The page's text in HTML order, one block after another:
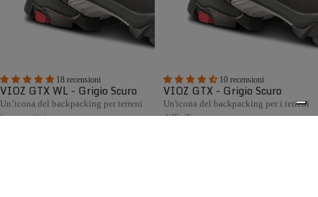
18 recensioni
VIOZ GTX WL - Grigio Scuro
Un’icona del backpacking per terreni
impegnativi
10 recensioni
VIOZ GTX - Grigio Scuro
Un'icona del backpacking per i terreni
difficili